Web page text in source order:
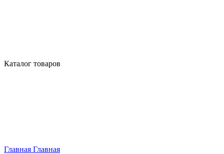
Каталог товаров
Главная Главная